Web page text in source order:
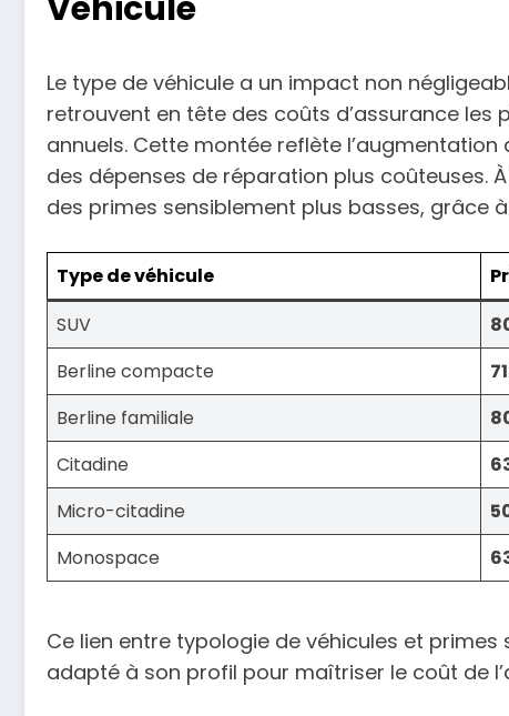
Le type de véhicule a un impact non
retrouvent en tête des coûts d’assurance les
annuels. Cette montée reflète
des dépenses de réparation plus coûteuses.
des primes sensiblement plus basses, grâce
Type de véhicule
SUV
Berline compacte
Berline familiale
Citadine
Micro-citadine
Monospace
Ce lien entre typologie de véhicules et
adapté à son profil pour maîtriser le coût de